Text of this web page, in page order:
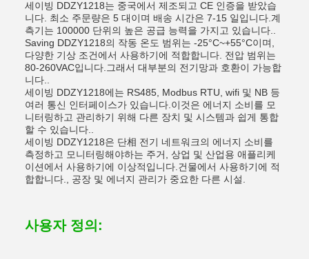
세이빙 DDZY1218는 중국에서 제조되고 CE 인증을 받았습
니다. 최소 주문량은 5 대이며 배송 시간은 7-15 일입니다.계
측기는 100000 단위의 높은 공급 능력을 가지고 있습니다..
Saving DDZY1218의 작동 온도 범위는 -25°C~+55°C이며,
다양한 기상 조건에서 사용하기에 적합합니다. 전압 범위는
80-260VAC입니다.그래서 대부분의 전기망과 호환이 가능합
니다..
세이빙 DDZY1218에는 RS485, Modbus RTU, wifi 및 NB 등
여러 통신 인터페이스가 있습니다.이것은 에너지 소비를 모
니터링하고 관리하기 위해 다른 장치 및 시스템과 쉽게 통합
할 수 있습니다..
세이빙 DDZY1218은 단相 전기 네트워크의 에너지 소비를
측정하고 모니터링해야하는 주거, 상업 및 산업용 애플리케
이션에서 사용하기에 이상적입니다.건물에서 사용하기에 적
합합니다., 공장 및 에너지 관리가 중요한 다른 시설.
사용자 정의: